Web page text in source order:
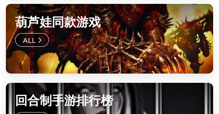
葫芦娃同款游戏
回合制手游排行榜